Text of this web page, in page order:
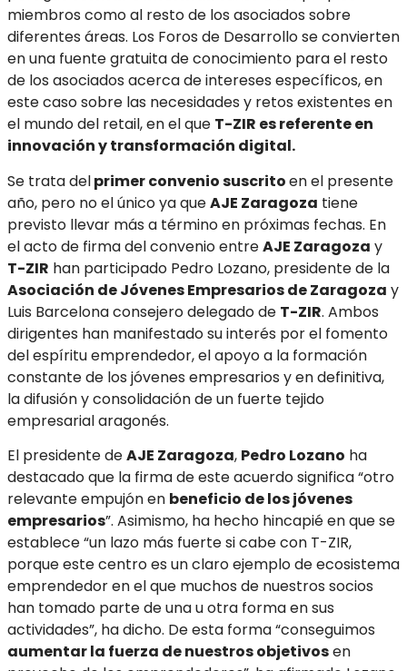
miembros como al resto de los asociados sobre
diferentes áreas. Los Foros de Desarrollo se convierten
en una fuente gratuita de conocimiento para el resto
de los asociados acerca de intereses específicos, en
este caso sobre las necesidades y retos existentes en
el mundo del retail, en el que T-ZIR es referente en
innovación y transformación digital.
Se trata delprimer convenio suscritoen el presente
año, pero no el único ya queAJE Zaragoza tiene
previsto llevar más a término en próximas fechas. En
el acto de firma del convenio entreAJE Zaragoza y
T-ZIR han participado Pedro Lozano, presidente de la
Asociación de Jóvenes Empresarios de Zaragoza y
Luis Barcelona consejero delegado de T-ZIR. Ambos
dirigentes han manifestado su interés por el fomento
del espíritu emprendedor, el apoyo a la formación
constante de los jóvenes empresarios y en definitiva,
la difusión y consolidación de un fuerte tejido
empresarial aragonés.
El presidente deAJE Zaragoza, Pedro Lozano ha
destacado que la firma de este acuerdo significa “otro
relevante empujón en beneficio de los jóvenes
empresarios”. Asimismo, ha hecho hincapié en que se
establece “un lazo más fuerte si cabe con T-ZIR,
porque este centro es un claro ejemplo de ecosistema
emprendedor en el que muchos de nuestros socios
han tomado parte de una u otra forma en sus
actividades”, ha dicho. De esta forma “conseguimos
aumentar la fuerza de nuestros objetivosen